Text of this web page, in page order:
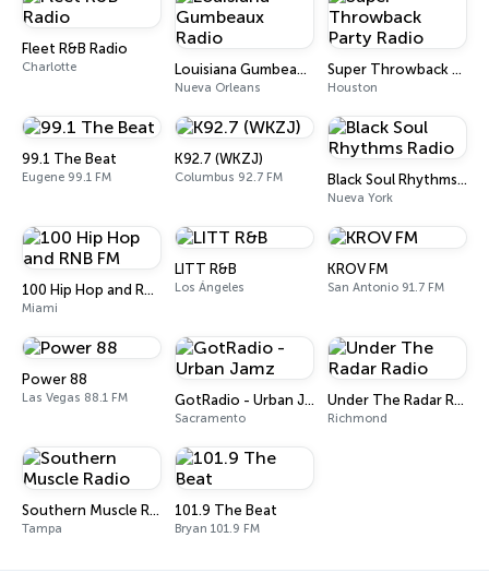
Fleet R&B Radio
Charlotte Louisiana Gumbeaux Radio
Nueva Orleans
Super Throwback Party Radio
Houston
99.1 The Beat
Eugene 99.1 FM
K92.7 (WKZJ)
Columbus 92.7 FM Black Soul Rhythms Radio
Nueva York
100 Hip Hop and RNB FM
Miami
LITT R&B
Los Ángeles
KROV FM
San Antonio 91.7 FM
Power 88
Las Vegas 88.1 FM GotRadio - Urban Jamz
Sacramento
Under The Radar Radio
Richmond
Southern Muscle Radio
Tampa
101.9 The Beat
Bryan 101.9 FM